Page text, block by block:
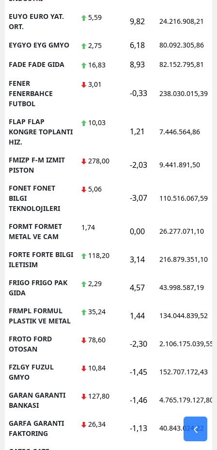
EUYO EURO YAT.
ORT.
5,59 9,82 24.216.908,21
EYGYO EYG GMYO 2,75 6,18 80.092.305,86
FADE FADE GIDA 16,83 8,93 82.152.795,81
FENER
FENERBAHCE
FUTBOL
3,01
-0,33 238.030.015,39
FLAP FLAP
KONGRE TOPLANTI
HIZ.
10,03
1,21 7.446.564,86
FMIZP F-M IZMIT
PISTON
278,00 -2,03 9.441.891,50
FONET FONET
BILGI
TEKNOLOJILERI
5,06
-3,07 110.516.067,59
FORMT FORMET
METAL VE CAM
1,74 0,00 26.277.071,10
FORTE FORTE BILGI
ILETISIM
118,20 3,14 216.879.351,10
FRIGO FRIGO PAK
GIDA
2,29 4,57 43.998.587,19
FRMPL FORMUL
PLASTIK VE METAL
35,24 1,44 134.044.839,52
FROTO FORD
OTOSAN
78,60 -2,30 2.106.175.039,55
FZLGY FUZUL
GMYO
10,84 -1,45 152.707.172,43
GARAN GARANTI
BANKASI
127,80 -1,46 4.765.179.127,80
GARFA GARANTI
FAKTORING
26,34 -1,13 40.843.024,22